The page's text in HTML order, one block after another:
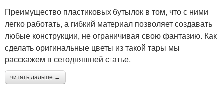
Преимущество пластиковых бутылок в том, что с ними
легко работать, а гибкий материал позволяет создавать
любые конструкции, не ограничивая свою фантазию. Как
сделать оригинальные цветы из такой тары мы
расскажем в сегодняшней статье.
читать дальше →